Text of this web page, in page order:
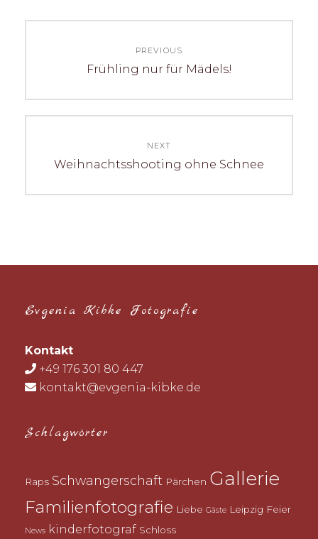
PREVIOUS
Previous
Frühling nur für Mädels!
NEXT
Next
Weihnachtsshooting ohne Schnee
Evgenia Kibke Fotografie
Kontakt
+49 176 301 80 447
kontakt@evgenia-kibke.de
Schlagwörter
Raps Schwangerschaft Pärchen Gallerie
Familienfotografie Liebe Gäste Leipzig Feier
News kinderfotograf Schloss